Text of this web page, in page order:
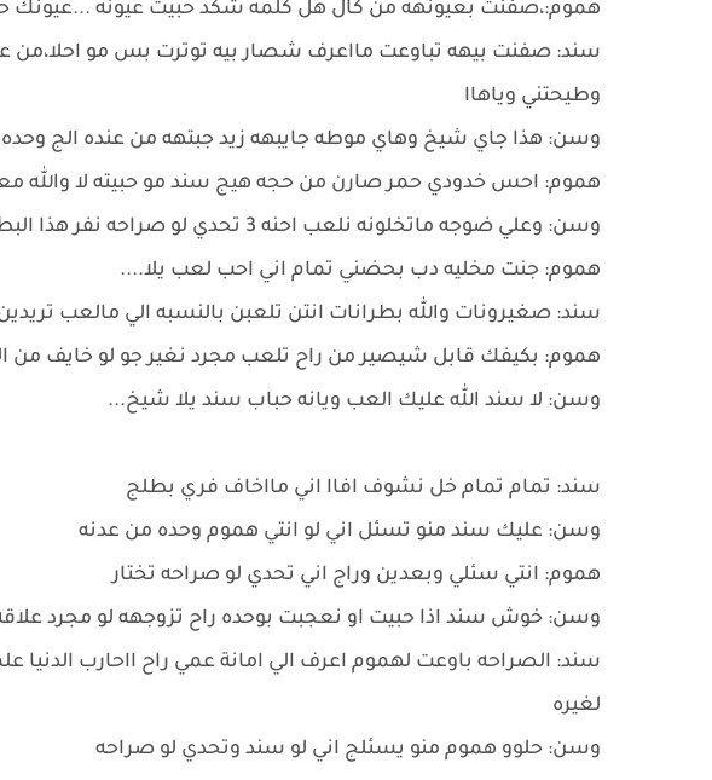
هموم:،صفنت بعيونهه من كال هل كلمه شكد حبيت عيونه ...عيونك
سند: صفنت بيهه تباوعت مااعرف شصار بيه توترت بس مو احلا،من
وطيحتني وياهاا
وسن: هذا جاي شيخ وهاي موطه جايبهه زيد جبتهه من عنده الج وحده
هموم: احس خدودي حمر صارن من حجه هيج سند مو حبيته لا والله
وسن: وعلي ضوجه ماتخلونه نلعب احنه 3 تحدي لو صراحه نفر هذا البطل ولي يصير عليه نسئله
هموم: جنت مخليه دب بحضني تمام اني احب لعب يلا....
سند: صغيرونات والله بطرانات انتن تلعبن بالنسبه الي مالعب
هموم: بكيفك قابل شيصير من راح تلعب مجرد نغير جو لو خايف من
وسن: لا سند الله عليك العب ويانه حباب سند يلا شيخ...
سند: تمام تمام خل نشوف افاا اني مااخاف فري بطلج
وسن: عليك سند منو تسئل اني لو انتي هموم وحده من عدنه
هموم: انتي سئلي وبعدين وراج اني تحدي لو صراحه تختار
وسن: خوش سند اذا حبيت او نعجبت بوحده راح تزوجهه لو مجرد
سند: الصراحه باوعت لهموم اعرف الي امانة عمي راح ااحارب الدنيا
لغيره
وسن: حلوو هموم منو يسئلج اني لو سند وتحدي لو صراحه